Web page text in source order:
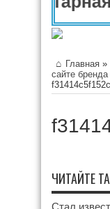
Главная »
сайте
ЧИТАЙТЕ
Стал